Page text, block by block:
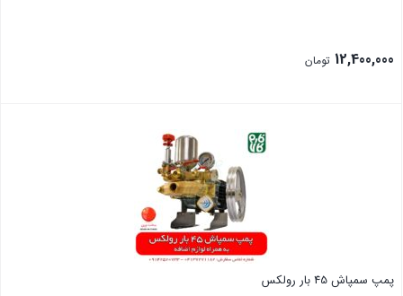
12,400,000 تومان
پمپ سمپاش 45 بار رولکس